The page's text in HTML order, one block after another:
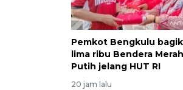
Pemkot Bengkulu
lima ribu Bendera Merah
Putih jelang HUT RI
20 jam lalu